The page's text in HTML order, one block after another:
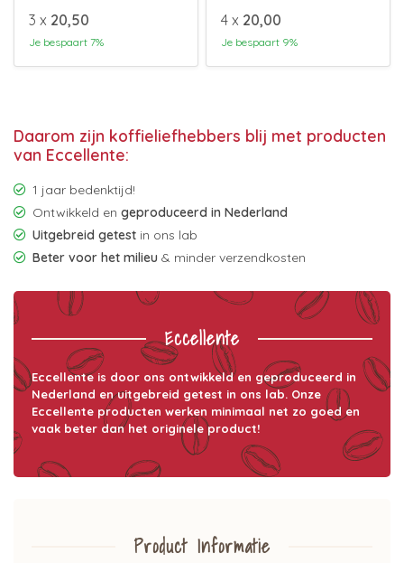
3 x 20,50
Je bespaart 7%
4 x 20,00
Je bespaart 9%
Daarom zijn koffieliefhebbers blij met producten
van Eccellente:
1 jaar bedenktijd!
Ontwikkeld en geproduceerd in Nederland
Uitgebreid getest in ons lab
Beter voor het milieu & minder verzendkosten
Eccellente
Eccellente is door ons ontwikkeld en geproduceerd in
Nederland en uitgebreid getest in ons lab. Onze
Eccellente producten werken minimaal net zo goed en
vaak beter dan het originele product!
Product Informatie